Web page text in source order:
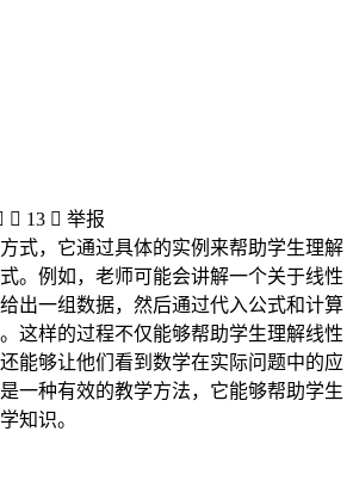
 13  举报
式，它通过具体的实例来帮助学生理解
。例如，老师可能会讲解一个关于线性
出一组数据，然后通过代入公式和计算
这样的过程不仅能够帮助学生理解线性
能够让他们看到数学在实际问题中的应
一种有效的教学方法，它能够帮助学生
知识。